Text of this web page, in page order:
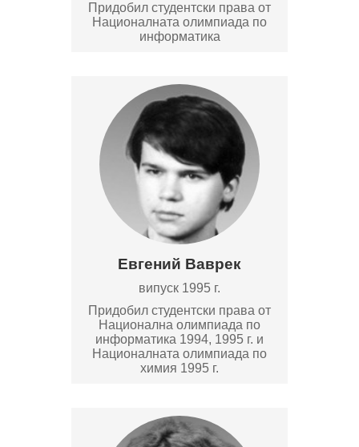
Придобил студентски права от
Националната олимпиада по
информатика
Евгений Ваврек
випуск 1995 г.
Придобил студентски права от
Национална олимпиада по
информатика 1994, 1995 г. и
Националната олимпиада по
химия 1995 г.